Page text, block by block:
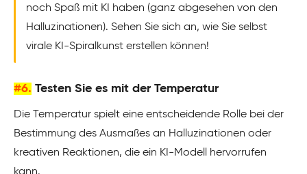
noch Spaß mit KI haben (ganz abgesehen von den
Halluzinationen). Sehen Sie sich an, wie Sie selbst
virale KI-Spiralkunst erstellen können!
#6. Testen Sie es mit der Temperatur
Die Temperatur spielt eine entscheidende Rolle bei der
Bestimmung des Ausmaßes an Halluzinationen oder
kreativen Reaktionen, die ein KI-Modell hervorrufen